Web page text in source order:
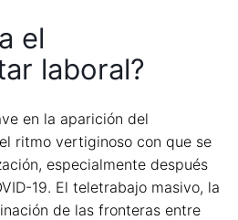
el
laboral?
en la aparición del
ritmo vertiginoso con que se
especialmente después
19. El teletrabajo masivo, la
de las fronteras entre